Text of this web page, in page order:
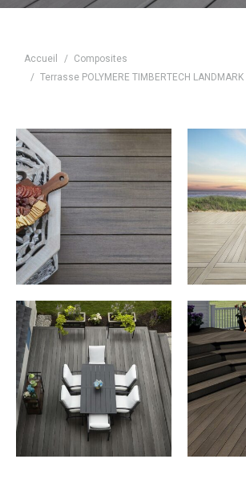
Accueil
Composites
Terrasse POLYMERE TIMBERTECH LANDMARK